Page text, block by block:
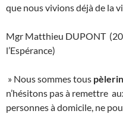
que nous vivions déjà de la
Mgr Matthieu DUPONT
l’Espérance)
» Nous sommes tous
n’hésitons pas à remettre
personnes à domicile, ne